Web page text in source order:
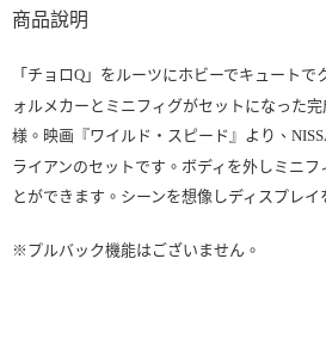
商品說明
「チョロQ」をルーツにホビーでキュート
ォルメカーとミニフィグがセットになった
様。映画『ワイルド・スピード』より、
ライアンのセットです。ボディを外しミニフ
とができます。シーンを想像しディスプレイ
※プルバック機能はございません。